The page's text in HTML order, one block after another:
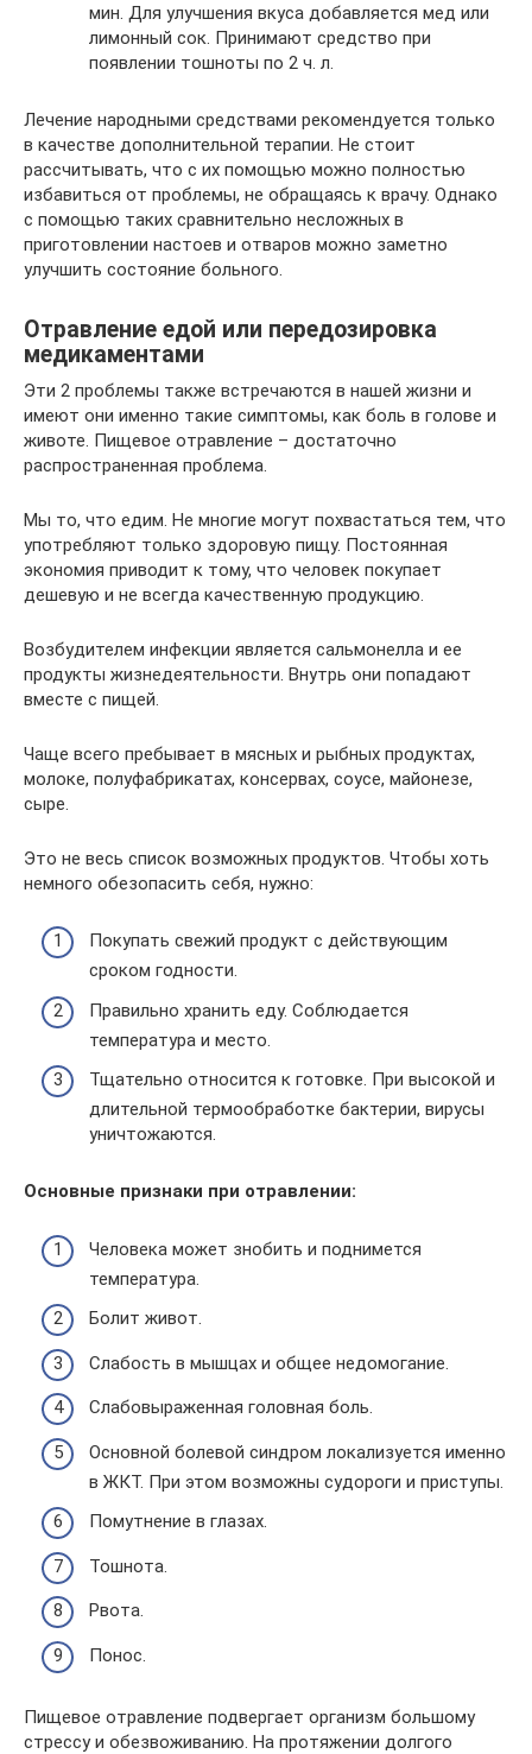
мин. Для улучшения вкуса добавляется мед или
лимонный сок. Принимают средство при
появлении тошноты по 2 ч. л.
Лечение народными средствами рекомендуется только
в качестве дополнительной терапии. Не стоит
рассчитывать, что с их помощью можно полностью
избавиться от проблемы, не обращаясь к врачу. Однако
с помощью таких сравнительно несложных в
приготовлении настоев и отваров можно заметно
улучшить состояние больного.
Отравление едой или передозировка
медикаментами
Эти 2 проблемы также встречаются в нашей жизни и
имеют они именно такие симптомы, как боль в голове и
животе. Пищевое отравление – достаточно
распространенная проблема.
Мы то, что едим. Не многие могут похвастаться тем, что
употребляют только здоровую пищу. Постоянная
экономия приводит к тому, что человек покупает
дешевую и не всегда качественную продукцию.
Возбудителем инфекции является сальмонелла и ее
продукты жизнедеятельности. Внутрь они попадают
вместе с пищей.
Чаще всего пребывает в мясных и рыбных продуктах,
молоке, полуфабрикатах, консервах, соусе, майонезе,
сыре.
Это не весь список возможных продуктов. Чтобы хоть
немного обезопасить себя, нужно:
Покупать свежий продукт с действующим
сроком годности.
Правильно хранить еду. Соблюдается
температура и место.
Тщательно относится к готовке. При высокой и
длительной термообработке бактерии, вирусы
уничтожаются.
Основные признаки при отравлении:
Человека может знобить и поднимется
температура.
Болит живот.
Слабость в мышцах и общее недомогание.
Слабовыраженная головная боль.
Основной болевой синдром локализуется именно
в ЖКТ. При этом возможны судороги и приступы.
Помутнение в глазах.
Тошнота.
Рвота.
Понос.
Пищевое отравление подвергает организм большому
стрессу и обезвоживанию. На протяжении долгого